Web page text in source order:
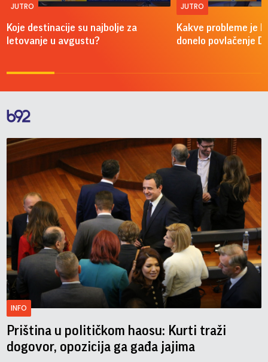
JUTRO
Koje destinacije su najbolje za
letovanje u avgustu?
JUTRO
Kakve probleme je
donelo povlačenje
INFO
Priština u političkom haosu: Kurti traži
dogovor, opozicija ga gađa jajima